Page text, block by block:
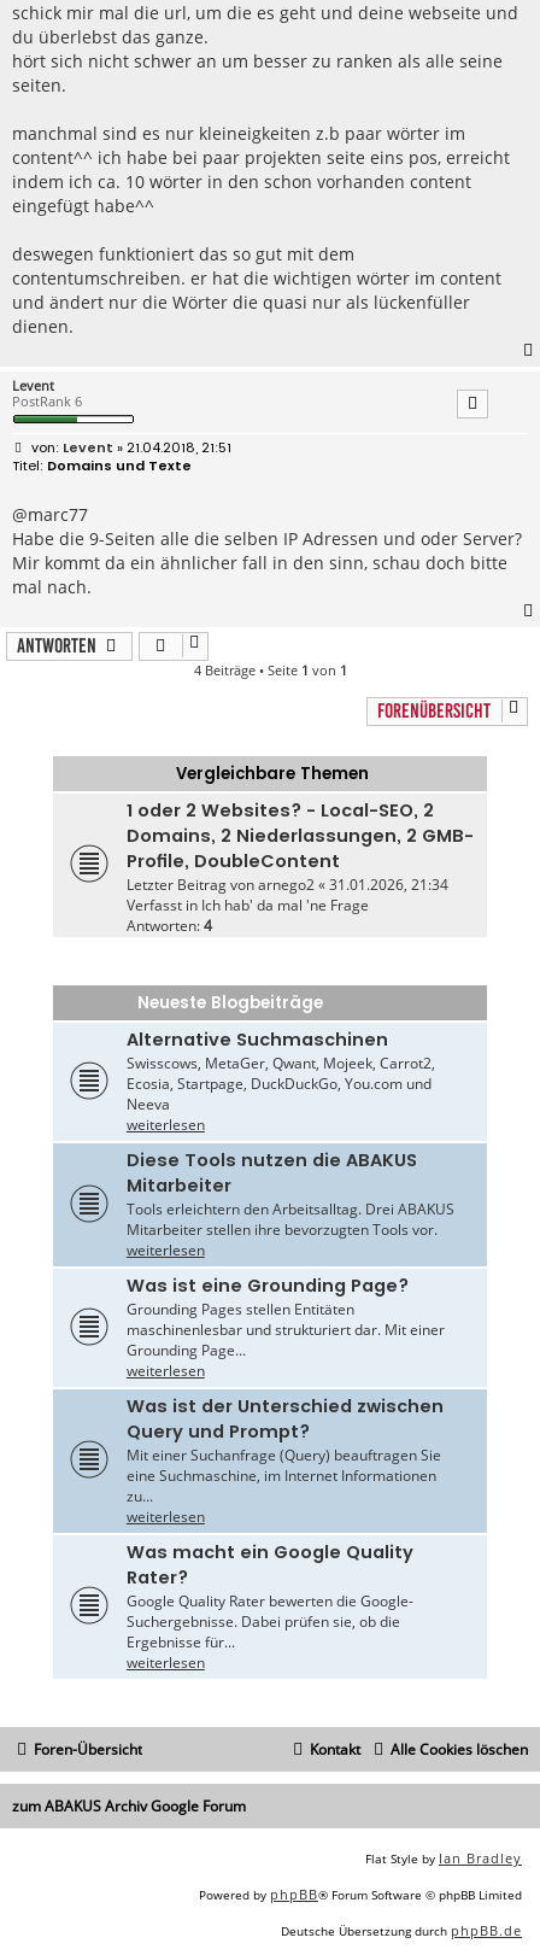
schick mir mal die url, um die es geht und deine webseite und
du überlebst das ganze.
hört sich nicht schwer an um besser zu ranken als alle seine
seiten.
manchmal sind es nur kleineigkeiten z.b paar wörter im
content^^ ich habe bei paar projekten seite eins pos, erreicht
indem ich ca. 10 wörter in den schon vorhanden content
eingefügt habe^^
deswegen funktioniert das so gut mit dem
contentumschreiben. er hat die wichtigen wörter im content
und ändert nur die Wörter die quasi nur als lückenfüller
dienen.
Levent
PostRank 6
B
e
r
a
g
Levent » 21.04.2018, 21:51
Domains und Texte
@marc77
Habe die 9-Seiten alle die selben IP Adressen und oder Server?
Mir kommt da ein ähnlicher fall in den sinn, schau doch bitte
mal nach.
Antworten
4 Beiträge • Seite 1 von 1
FORENÜBERSICHT
Vergleichbare Themen
1 oder 2 Websites? - Local-SEO, 2
Domains, 2 Niederlassungen, 2 GMB-
Profile, DoubleContent
Letzter Beitrag vonarnego2«31.01.2026, 21:34
Verfasst in Ich hab' da mal 'ne Frage
Antworten:4
Neueste Blogbeiträge
Alternative Suchmaschinen
Swisscows, MetaGer, Qwant, Mojeek, Carrot2,
Ecosia, Startpage, DuckDuckGo, You.com und
Neeva
weiterlesen
Diese Tools nutzen die ABAKUS
Mitarbeiter
Tools erleichtern den Arbeitsalltag. Drei ABAKUS
Mitarbeiter stellen ihre bevorzugten Tools vor.
weiterlesen
Was ist eine Grounding Page?
Grounding Pages stellen Entitäten
maschinenlesbar und strukturiert dar. Mit einer
Grounding Page...
weiterlesen
Was ist der Unterschied zwischen
Query und Prompt?
Mit einer Suchanfrage (Query) beauftragen Sie
eine Suchmaschine, im Internet Informationen
zu...
weiterlesen
Was macht ein Google Quality
Rater?
Google Quality Rater bewerten die Google-
Suchergebnisse. Dabei prüfen sie, ob die
Ergebnisse für...
weiterlesen
Foren-Übersicht Alle Cookies löschen
Kontakt
zum ABAKUS Archiv Google Forum
Flat Style by Ian Bradley
Powered by phpBB® Forum Software © phpBB Limited
Deutsche Übersetzung durch phpBB.de